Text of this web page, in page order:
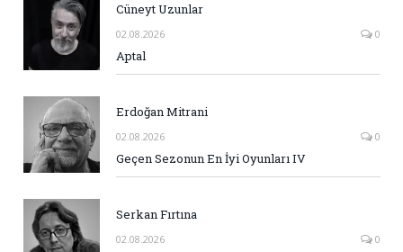
Cüneyt Uzunlar
02.08.2026 0
Aptal
Erdoğan Mitrani
02.08.2026 0
Geçen Sezonun En İyi Oyunları IV
Serkan Fırtına
02.08.2026 0